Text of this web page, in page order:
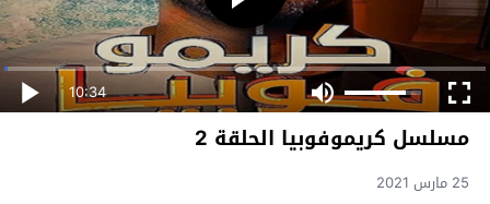
10:34
مسلسل كريموفوبيا الحلقة 2
25 مارس 2021